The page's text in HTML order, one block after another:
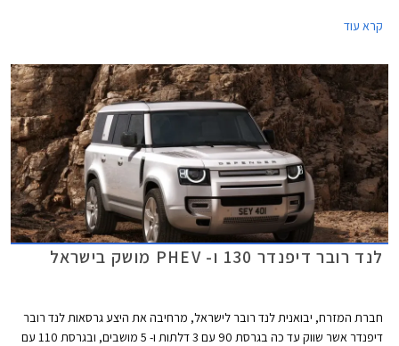
נייד וציוד רפואי - ופוגשים יחידות סדיר/מילואים ואזרחים להענקת טיפול בשטח.
קרא עוד
לנד רובר דיפנדר 130 ו- PHEV מושק בישראל
חברת המזרח, יבואנית לנד רובר לישראל, מרחיבה את היצע גרסאות לנד רובר
דיפנדר אשר שווק עד כה בגרסת 90 עם 3 דלתות ו- 5 מושבים, ובגרסת 110 עם